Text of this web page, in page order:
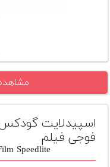
افزودن
دست
لیست
قیمت
دوربین
فوجی فیلم
Speedlite